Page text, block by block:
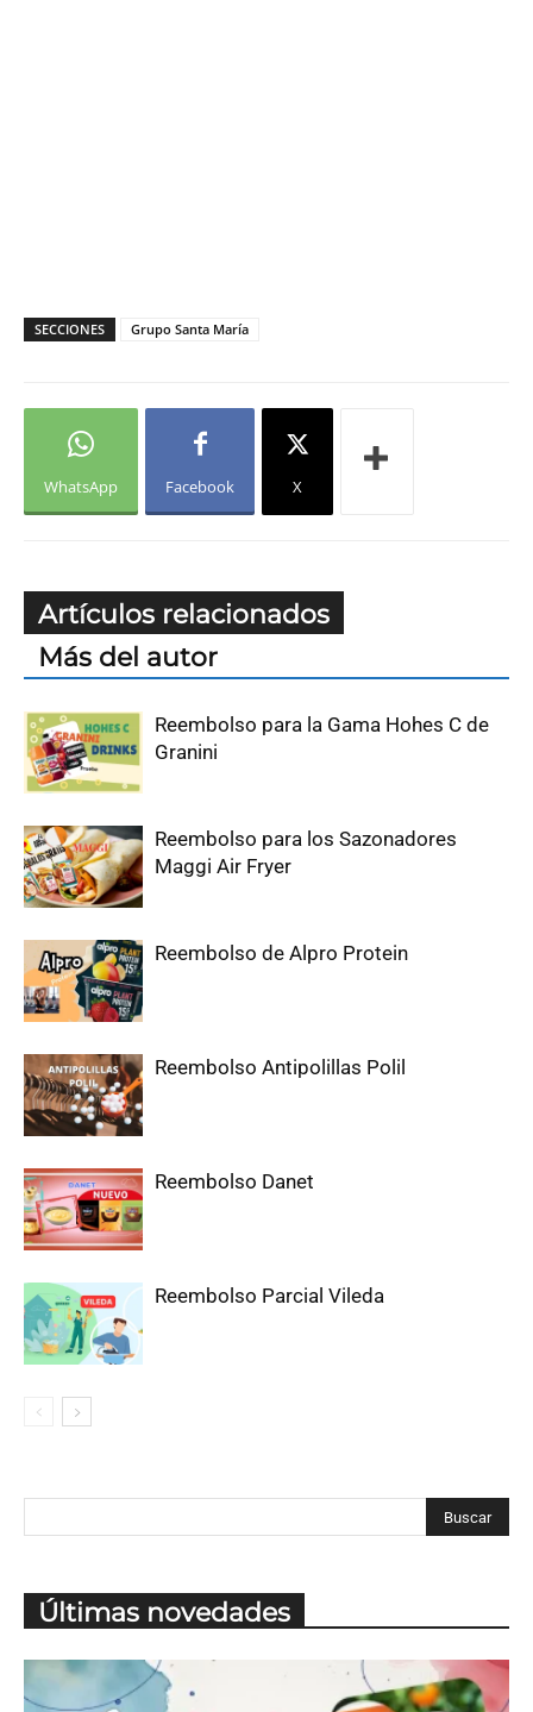
SECCIONES Grupo Santa María
WhatsApp Facebook X
Artículos relacionados
Más del autor
Reembolso para la Gama Hohes C de
Granini
Reembolso para los Sazonadores
Maggi Air Fryer
Reembolso de Alpro Protein
Reembolso Antipolillas Polil
Reembolso Danet
Reembolso Parcial Vileda
Últimas novedades